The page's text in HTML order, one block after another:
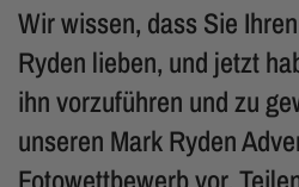
Wir wissen, dass Sie
Ryden lieben, und jetzt
ihn vorzuführen und zu
unseren Mark Ryden